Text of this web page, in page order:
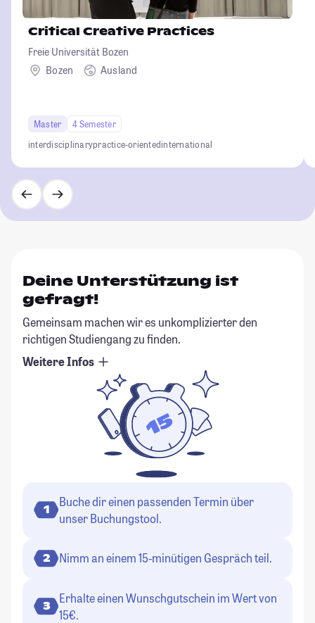
Critical Creative Practices
Freie Universität Bozen
Bozen
Ausland
Master
4 Semester
interdisciplinarypractice-orientedinternational
Deine Unterstützung ist
gefragt!
Gemeinsam machen wir es unkomplizierter den
richtigen Studiengang zu finden.
Weitere Infos
1
Buche dir einen passenden Termin über
unser Buchungstool.
2 Nimm an einem 15-minütigen Gespräch teil.
3
Erhalte einen Wunschgutschein im Wert von
15€.